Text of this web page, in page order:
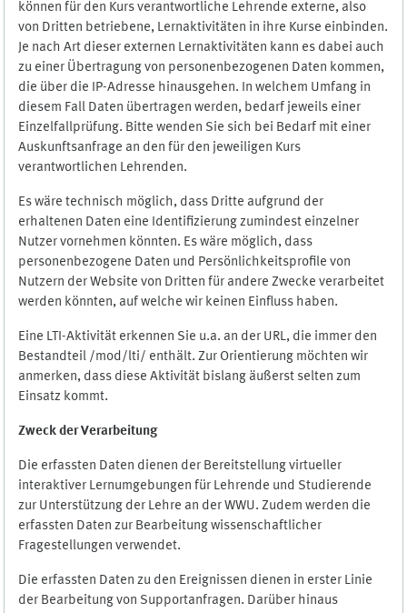
können für den Kurs verantwortliche Lehrende externe, also
von Dritten betriebene, Lernaktivitäten in ihre Kurse einbinden.
Je nach Art dieser externen Lernaktivitäten kann es dabei auch
zu einer Übertragung von personenbezogenen Daten kommen,
die über die IP-Adresse hinausgehen. In welchem Umfang in
diesem Fall Daten übertragen werden, bedarf jeweils einer
Einzelfallprüfung. Bitte wenden Sie sich bei Bedarf mit einer
Auskunftsanfrage an den für den jeweiligen Kurs
verantwortlichen Lehrenden.
Es wäre technisch möglich, dass Dritte aufgrund der
erhaltenen Daten eine Identifizierung zumindest einzelner
Nutzer vornehmen könnten. Es wäre möglich, dass
personenbezogene Daten und Persönlichkeitsprofile von
Nutzern der Website von Dritten für andere Zwecke verarbeitet
werden könnten, auf welche wir keinen Einfluss haben.
Eine LTI-Aktivität erkennen Sie u.a. an der URL, die immer den
Bestandteil /mod/lti/ enthält. Zur Orientierung möchten wir
anmerken, dass diese Aktivität bislang äußerst selten zum
Einsatz kommt.
Zweck der Verarbeitung
Die erfassten Daten dienen der Bereitstellung virtueller
interaktiver Lernumgebungen für Lehrende und Studierende
zur Unterstützung der Lehre an der WWU. Zudem werden die
erfassten Daten zur Bearbeitung wissenschaftlicher
Fragestellungen verwendet.
Die erfassten Daten zu den Ereignissen dienen in erster Linie
der Bearbeitung von Supportanfragen. Darüber hinaus